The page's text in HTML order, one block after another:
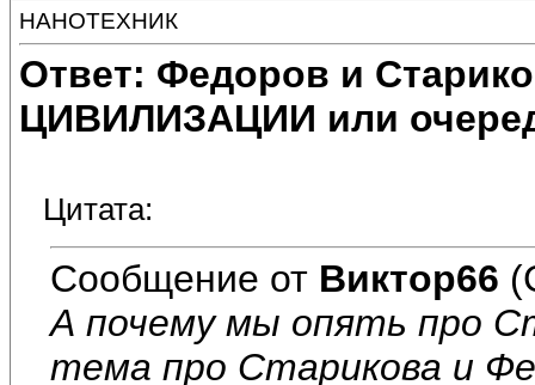
НАНОТЕХНИК
Ответ: Федоров и
ЦИВИЛИЗАЦИИ или
Цитата:
Сообщение от Виктор66
А почему мы опять про
тема про Старикова и